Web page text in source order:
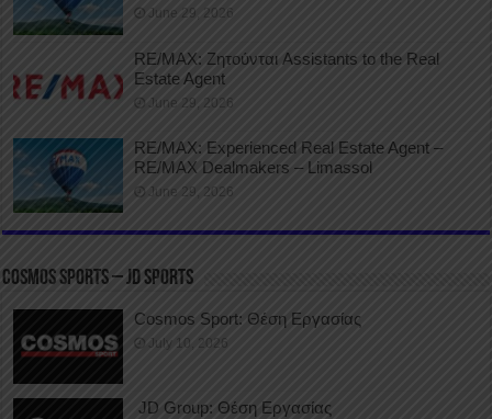
June 29, 2026
RE/MAX: Ζητούνται Assistants to the Real
Estate Agent
June 29, 2026
RE/MAX: Experienced Real Estate Agent –
RE/MAX Dealmakers – Limassol
June 29, 2026
COSMOS SPORTS – JD SPORTS
Cosmos Sport: Θέση Εργασίας
July 10, 2026
JD Group: Θέση Εργασίας